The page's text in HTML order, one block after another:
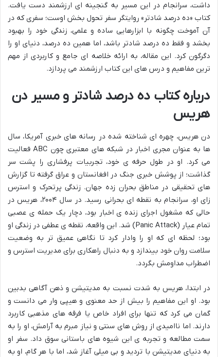
داشت، سرانجام در این مسیر به گنجینه ای ارزشمند دست یافت.
کتاب «ده درصد شادتر» روایتگر سفر تحول بخش اوست؛ سفری که در
آن آموخت چگونه با ابزارهایی ساده و علمی، زندگی خود را بهبود
بخشد و فقط ده درصد شادتر باشد، اما همین ده درصد، دنیای او را
دگرگون کرد. این مقاله، به ارائه خلاصه ای جامع و کاربردی از مهم
ترین مفاهیم و درس های این کتاب ارزشمند می پردازد.
درباره کتاب ده درصد شادتر و مسیر دن
هریس
دن هریس، چهره ای شناخته شده در رسانه های خبری آمریکا، سال
ها به عنوان مجری اخبار در شبکه های معتبری چون ABC فعالیت
می کرد. او در طول حرفه ی خود، تجربیات پرفشاری را پشت سر
گذاشت؛ از پوشش خبری جنگ در افغانستان و عراق گرفته تا گزارش
های تحقیقی در مناطق بحران زده جهان. زندگی پرتحرک و استرس
زای او، سرانجام به نقطه ای بحرانی رسید. در سال ۲۰۰۴، هریس در
حالی که مشغول اجرای زنده ی اخبار بود، دچار یک حمله ی عصبی
تمام عیار (Panic Attack) شد. این واقعه، نقطه ی عطفی در زندگی او
بود؛ لحظه ای که او را وادار کرد تا نگاهی عمیق تر به وضعیت
سلامت روان خود بیندازد و به دنبال راهکاری برای مدیریت استرس و
اضطراب مداومش بگردد.
در ابتدا، هریس به شدت نسبت به مدیتیشن و ذهن آگاهی بدبین
بود. او این مفاهیم را بیش از حد معنوی و هیپی وار می دانست و
گمان می کرد که تنها برای افراد خاص یا فرقه های مذهبی کاربرد
دارند. اما ناامیدی از روش های سنتی و نیاز مبرم به آرامش، او را به
سمت مطالعه و تجربه ی این شیوه های باستانی سوق داد. سفر او
به دنیای مدیتیشن با تردید و بی میلی آغاز شد، اما با هر گام، او به